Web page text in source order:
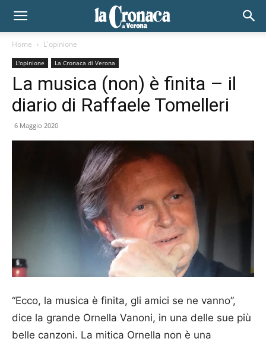
Home L'opinione
L'opinione La Cronaca di Verona
La musica (non) è finita – il
diario di Raffaele Tomelleri
6 Maggio 2020
“Ecco, la musica è finita, gli amici se ne vanno”,
dice la grande Ornella Vanoni, in una delle sue più
belle canzoni. La mitica Ornella non è una